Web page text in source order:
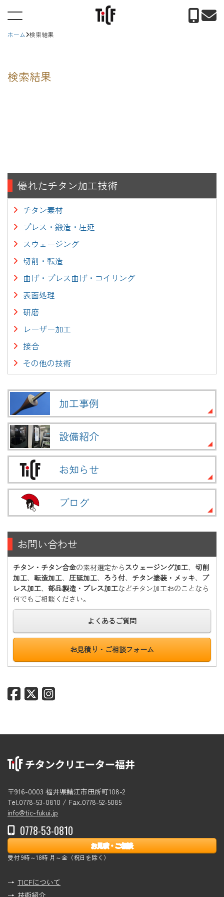
ホーム 検索結果
検索結果
優れたチタン加工技術
チタン素材
プレス・鍛造・圧延
スウェージング
切削・転造
曲げ・プレス曲げ・コイリング
表面処理
研磨
レーザー加工
接合
その他の技術
加工事例
設備紹介
お知らせ
ブログ
お問い合わせ
チタン・チタン合金の素材選定からスウェージング加工、 切削
加工、 転造加工、 圧延加工、 ろう付、 チタン塗装・メッキ、 プ
レス加工、 部品製造・プレス加工などチタン加工おのことなら
何でもご相談ください。
よくあるご質問
お見積り・ご相談フォーム
〒916-0003 福井県鯖江市田所町108-2
Tel.0778-53-0810 / Fax.0778-52-5085
info@tic-fukui.jp
0778-53-0810
お見積・ご相談
受付 9時～18時 月～金（祝日を除く）
TICFについて
技術紹介